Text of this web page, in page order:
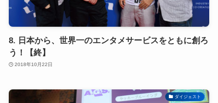
8. 日本から、世界一のエンタメサービスをともに創ろ
う！【終】
2018年10月22日
ダイジェスト